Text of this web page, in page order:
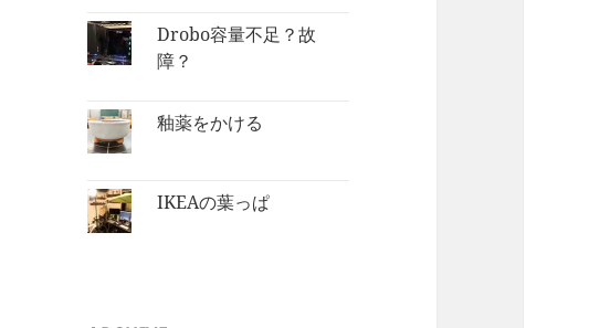
Drobo容量不足？故
障？
釉薬をかける
IKEAの葉っぱ